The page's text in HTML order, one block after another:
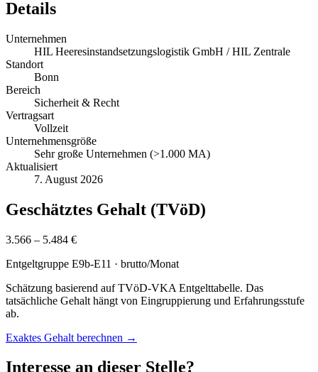
Details
Unternehmen
HIL Heeresinstandsetzungslogistik GmbH / HIL Zentrale
Standort
Bonn
Bereich
Sicherheit & Recht
Vertragsart
Vollzeit
Unternehmensgröße
Sehr große Unternehmen (>1.000 MA)
Aktualisiert
7. August 2026
Geschätztes Gehalt (TVöD)
3.566 – 5.484 €
Entgeltgruppe E9b-E11 · brutto/Monat
Schätzung basierend auf TVöD-VKA Entgelttabelle. Das
tatsächliche Gehalt hängt von Eingruppierung und Erfahrungsstufe
ab.
Exaktes Gehalt berechnen →
Interesse an dieser Stelle?